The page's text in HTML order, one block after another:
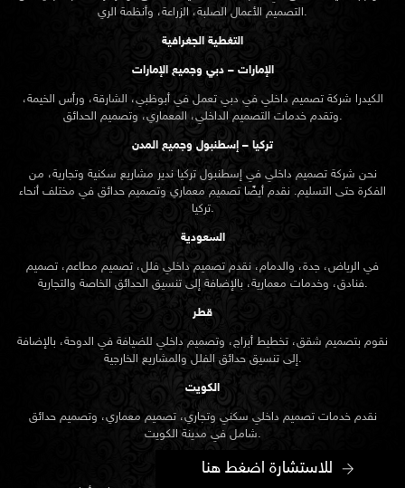
للاستشارة اضغط هنا
التصميم الأعمال الصلبة، الزراعة، وأنظمة الري.
التغطية الجغرافية
الإمارات – دبي وجميع الإمارات
الكيدرا شركة تصميم داخلي في دبي تعمل في أبوظبي، الشارقة، ورأس الخيمة،
وتقدم خدمات التصميم الداخلي، المعماري، وتصميم الحدائق.
تركيا – إسطنبول وجميع المدن
نحن شركة تصميم داخلي في إسطنبول تركيا ندير مشاريع سكنية وتجارية، من
الفكرة حتى التسليم. نقدم أيضًا تصميم معماري وتصميم حدائق في مختلف أنحاء
تركيا.
السعودية
في الرياض، جدة، والدمام، نقدم تصميم داخلي فلل، تصميم مطاعم، تصميم
فنادق، وخدمات معمارية، بالإضافة إلى تنسيق الحدائق الخاصة والتجارية.
قطر
نقوم بتصميم شقق، تخطيط أبراج، وتصميم داخلي للضيافة في الدوحة، بالإضافة
إلى تنسيق حدائق الفلل والمشاريع الخارجية.
الكويت
نقدم خدمات تصميم داخلي سكني وتجاري، تصميم معماري، وتصميم حدائق
شامل في مدينة الكويت.
البحرين